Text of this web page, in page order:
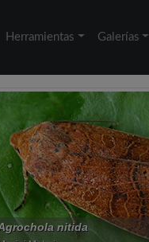
Herramientas Galerías
Hipparchia fatua